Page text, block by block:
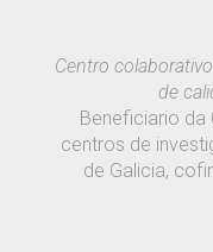
Centro
de
Beneficiario
centros de
de Galicia,